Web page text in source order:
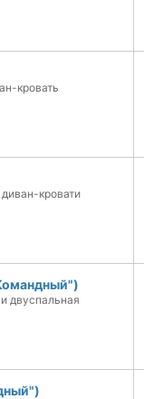
кровать
кровати
двуспальная